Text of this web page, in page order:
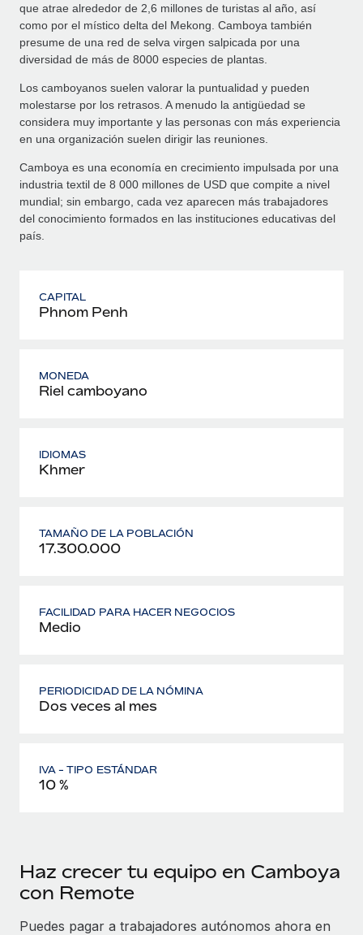
que atrae alrededor de 2,6 millones de turistas al año, así
como por el místico delta del Mekong. Camboya también
presume de una red de selva virgen salpicada por una
diversidad de más de 8000 especies de plantas.
Los camboyanos suelen valorar la puntualidad y pueden
molestarse por los retrasos. A menudo la antigüedad se
considera muy importante y las personas con más experiencia
en una organización suelen dirigir las reuniones.
Camboya es una economía en crecimiento impulsada por una
industria textil de 8 000 millones de USD que compite a nivel
mundial; sin embargo, cada vez aparecen más trabajadores
del conocimiento formados en las instituciones educativas del
país.
CAPITAL
Phnom Penh
MONEDA
Riel camboyano
IDIOMAS
Khmer
TAMAÑO DE LA POBLACIÓN
17.300.000
FACILIDAD PARA HACER NEGOCIOS
Medio
PERIODICIDAD DE LA NÓMINA
Dos veces al mes
IVA - TIPO ESTÁNDAR
10 %
Haz crecer tu equipo en Camboya
con Remote
Puedes pagar a trabajadores autónomos ahora en